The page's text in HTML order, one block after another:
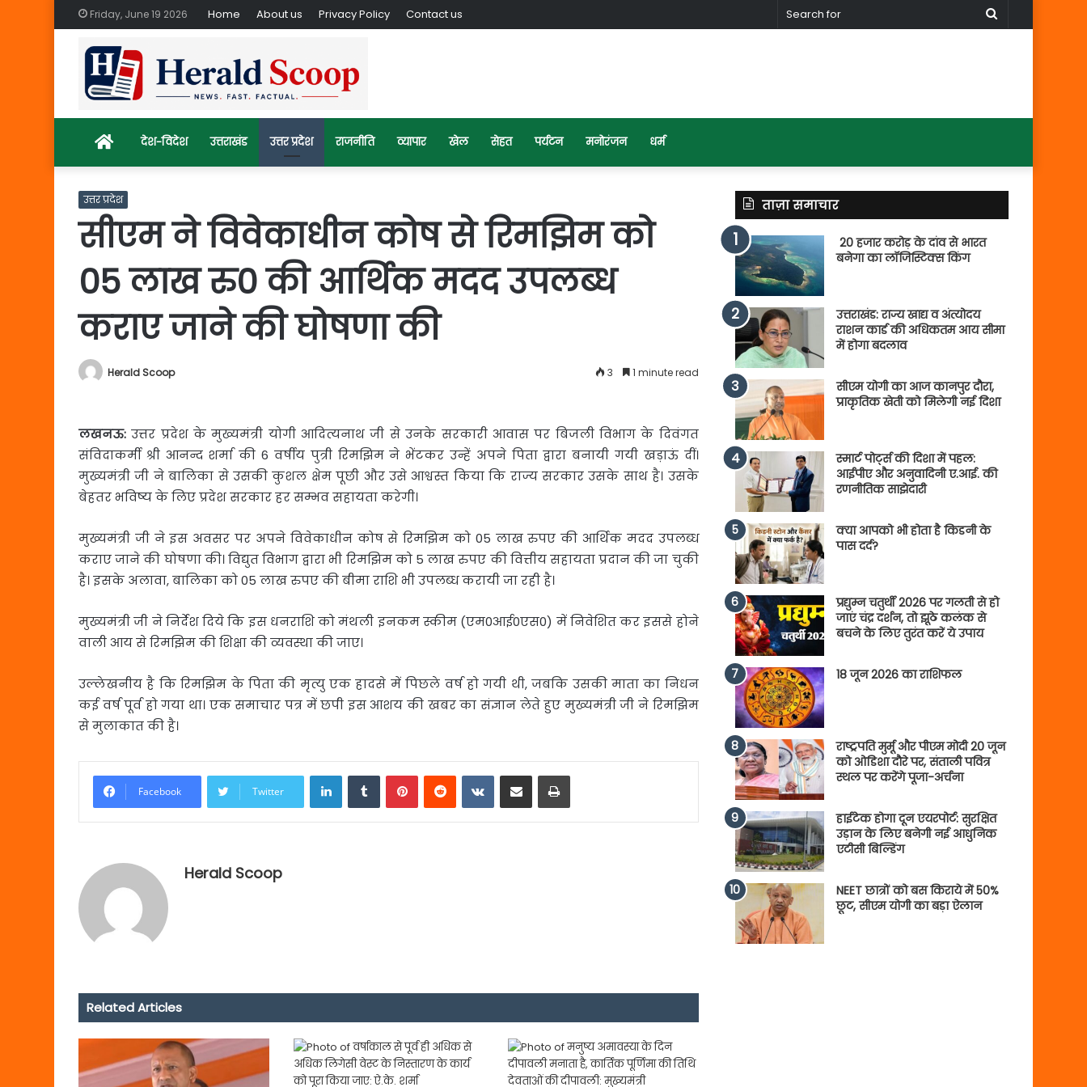
Friday, June 19 2026 Home About us Privacy Policy Contact us
Search
Homeदेश-विदेश उत्तराखंड उत्तर प्रदेश राजनीति व्यापार खेल सेहत पर्यटन मनोरंजन धर्म
उत्तर प्रदेश
सीएम ने विवेकाधीन कोष से रिमझिम को
05 लाख रु0 की आर्थिक मदद उपलब्ध
कराए जाने की घोषणा की
Herald Scoop 3 1 minute read
लखनऊ:उत्तर प्रदेश के मुख्यमंत्री योगी आदित्यनाथ जी सेउनके सरकारी आवास पर बिजली विभाग के दिवंगत
संविदाकर्मी श्री आनन्द शर्मा की 6 वर्षीय पुत्री रिमझिम ने भेंटकर उन्हें अपने पिता द्वारा बनायी गयी खड़ाऊं दीं।
मुख्यमंत्री जी ने बालिका से उसकी कुशल क्षेम पूछी और उसे आश्वस्त किया कि राज्य सरकार उसके साथ है। उसके
बेहतर भविष्य के लिए प्रदेश सरकार हर सम्भव सहायता करेगी।
मुख्यमंत्री जी ने इस अवसर पर अपने विवेकाधीन कोष से रिमझिम को 05 लाख रुपए की आर्थिक मदद उपलब्ध
कराए जाने की घोषणा की। विद्युत विभाग द्वारा भी रिमझिम को 5 लाख रुपए की वित्तीय सहायता प्रदान की जा चुकी
है। इसके अलावा, बालिका को 05 लाख रुपए की बीमा राशि भी उपलब्ध करायी जा रही है।
मुख्यमंत्री जी ने निर्देश दिये कि इस धनराशि को मंथली इनकम स्कीम (एम0आई0एस0) में निवेशित कर इससे होने
वाली आय से रिमझिम की शिक्षा की व्यवस्था की जाए।
उल्लेखनीय है कि रिमझिम के पिता की मृत्यु एक हादसे में पिछले वर्ष हो गयी थी, जबकि उसकी माता का निधन
कई वर्ष पूर्व हो गया था। एक समाचार पत्र में छपी इस आशय की खबर का संज्ञान लेते हुए मुख्यमंत्री जी ने रिमझिम
से मुलाकात की है।
Facebook Twitter
LinkedInTumblrPinterestReddit VKontakte
Share via Email Print
Herald Scoop
Related Articles
ताज़ा समाचार
20 हजार करोड़ के दांव से भारत
बनेगा का लॉजिस्टिक्स किंग
उत्तराखंड: राज्य खाद्य व अंत्योदय
राशन कार्ड की अधिकतम आय सीमा
में होगा बदलाव
सीएम योगी का आज कानपुर दौरा,
प्राकृतिक खेती को मिलेगी नई दिशा
स्मार्ट पोर्ट्स की दिशा में पहल:
आईपीए और अनुवादिनी ए.आई. की
रणनीतिक साझेदारी
क्या आपको भी होता है किडनी के
पास दर्द?
प्रद्युम्न चतुर्थी 2026 पर गलती से हो
जाएं चंद्र दर्शन, तो झूठे कलंक से
बचने के लिए तुरंत करें ये उपाय
18 जून 2026 का राशिफल
राष्ट्रपति मुर्मू और पीएम मोदी 20 जून
को ओडिशा दौरे पर, संताली पवित्र
स्थल पर करेंगे पूजा-अर्चना
हाईटेक होगा दून एयरपोर्ट: सुरक्षित
उड़ान के लिए बनेगी नई आधुनिक
एटीसी बिल्डिंग
NEET छात्रों को बस किराये में 50%
छूट, सीएम योगी का बड़ा ऐलान